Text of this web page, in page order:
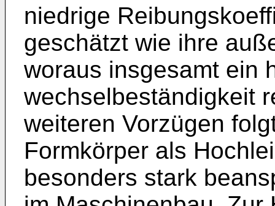
niedrige
geschätzt wie ihre
woraus insgesamt ein
wechselbeständigkeit
weiteren Vorzü­gen
Formkörper als
besonders stark